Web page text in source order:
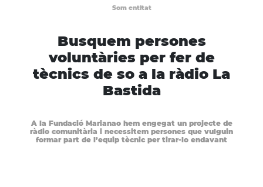
Som entitat
Busquem persones
voluntàries per fer de
tècnics de so a la ràdio La
Bastida
A la Fundació Marianao hem engegat un projecte de
ràdio comunitària i necessitem persones que vulguin
formar part de l’equip tècnic per tirar-lo endavant